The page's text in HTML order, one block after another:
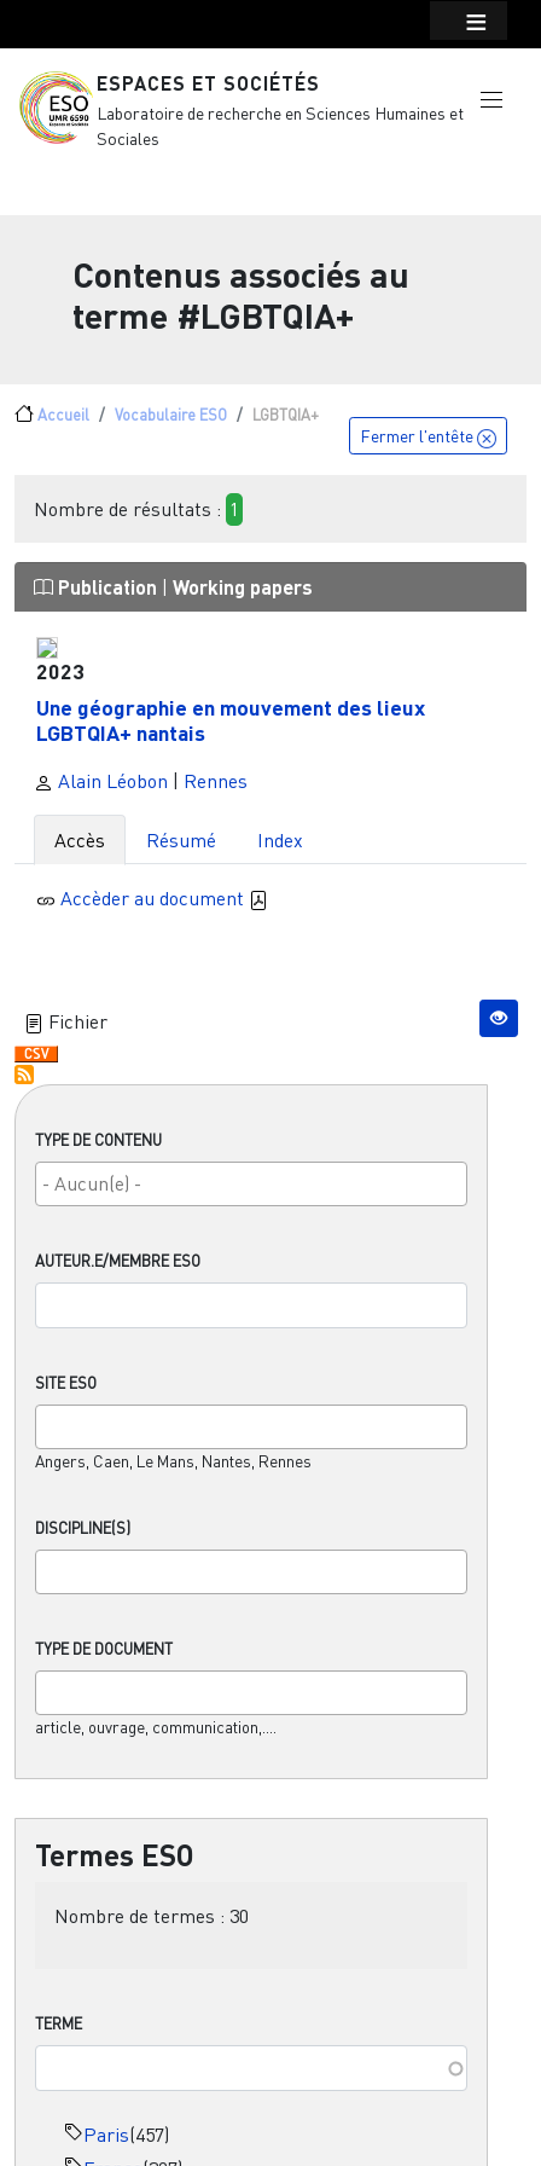
ESPACES ET SOCIÉTÉS
Laboratoire de recherche en Sciences Humaines et
Sociales
Contenus associés au
terme #LGBTQIA+
Fil d'Ariane
Accueil Vocabulaire ESO LGBTQIA+
TYPE DE CONTENU
AUTEUR.E/MEMBRE ESO
SITE ESO
Angers, Caen, Le Mans, Nantes, Rennes
DISCIPLINE(S)
TYPE DE DOCUMENT
article, ouvrage, communication,....
Termes ESO
Nombre de termes : 30
TERME
Paris(457)
Fermer l'entête
Nombre de résultats : 1
Publication Working papers
2023
Une géographie en mouvement des lieux
LGBTQIA+ nantais
Alain Léobon Rennes
Accès Résumé Index
Accèder au document
Fichier